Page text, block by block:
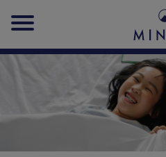
navigation